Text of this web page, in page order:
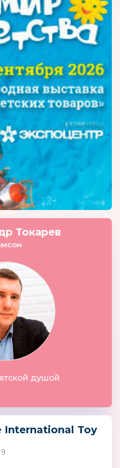
Токарев
душой
International Toy